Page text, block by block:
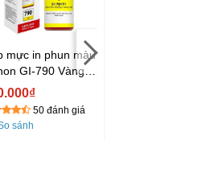
mực in phun màu
GI-790 Vàng
cho Canon
G Series)
50 đánh giá